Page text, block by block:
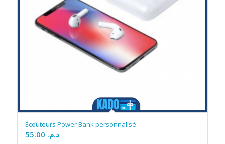
Écouteurs Power Bank personnalisé
د.م.